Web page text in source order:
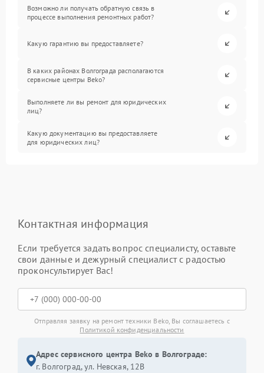
Возможно ли получать обратную связь в
процессе выполнения ремонтных работ?
Какую гарантию вы предоставляете?
В каких районах Волгограда располагаются
сервисные центры Beko?
Выполняете ли вы ремонт для юридических
лиц?
Какую документацию вы предоставляете
для юридических лиц?
Контактная информация
Если требуется задать вопрос специалисту, оставьте
свои данные и дежурный специалист с радостью
проконсультирует Вас!
Отправляя заявку на ремонт техники Beko, Вы соглашаетесь с
Политикой конфиденциальности
Адрес сервисного центра Beko в Волгограде:
г. Волгоград, ул. Невская, 12В